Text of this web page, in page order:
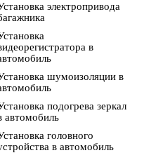
электропривода
в
шумоизоляции в
подогрева зеркал
автомобиль
головного
в автомобиль